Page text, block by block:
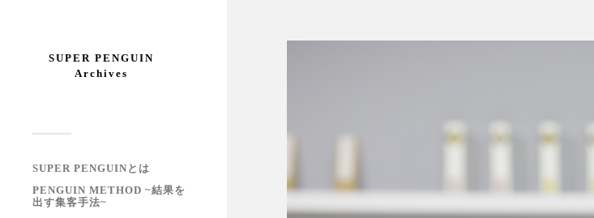
SUPER PENGUIN
Archives
SUPER PENGUINとは
PENGUIN METHOD ~結果を
出す集客手法~